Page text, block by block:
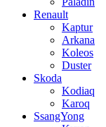
Renault
Kaptur
Arkana
Koleos
Duster
Skoda
Kodiaq
Karoq
SsangYong